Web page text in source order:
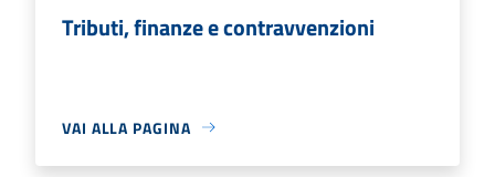
Tributi, finanze e contravvenzioni
VAI ALLA PAGINA